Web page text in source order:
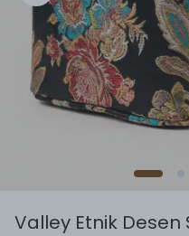
Valley Etnik Desen